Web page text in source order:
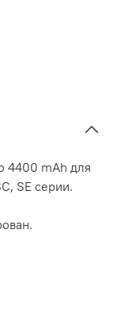
4400 mAh для
SE серии.